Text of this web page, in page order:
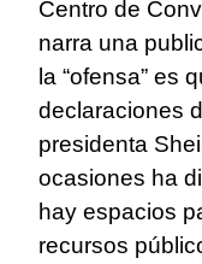
Centro de
narra una
la “ofensa” es
declaraciones
presidenta
ocasiones ha
hay espacios
recursos